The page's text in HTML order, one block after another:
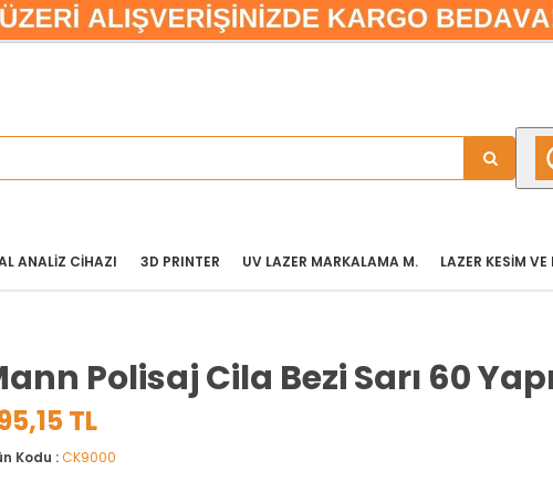
LAZER KESIM
UV LAZER MARKALAMA M.
3D PRINTER
ANALİZ CİHAZI
Polisaj Cila Bezi Sarı 60
TL
Kodu :CK9000